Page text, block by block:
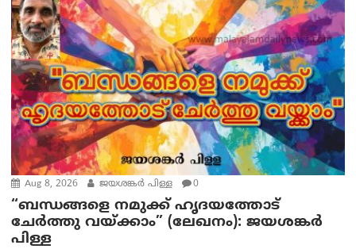
Aug 8, 2026 ജയശങ്കര്‍ പിള്ള 0
“ബന്ധങ്ങളെ നമുക്ക് ഹൃദയത്തോട്
ചേർത്തു വയ്ക്കാം” (ലേഖനം): ജയശങ്കര്‍
പിള്ള